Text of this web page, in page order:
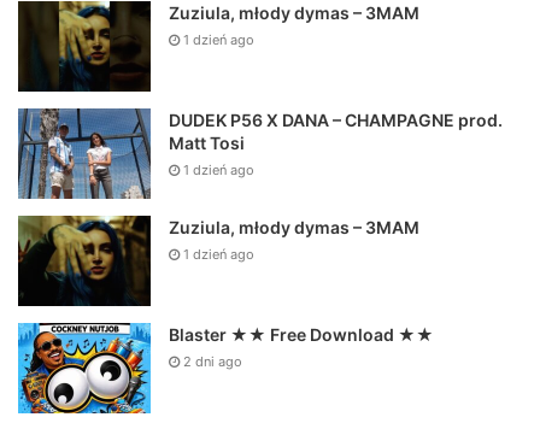
Zuziula, młody dymas – 3MAM
1 dzień ago
DUDEK P56 X DANA – CHAMPAGNE prod.
Matt Tosi
1 dzień ago
Zuziula, młody dymas – 3MAM
1 dzień ago
Blaster ★★ Free Download ★★
2 dni ago